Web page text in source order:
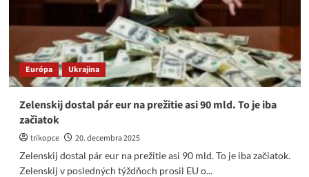
Ukrajiny
konflikte
s
Ruskom.
Európa Ukrajina
Zelenskij dostal pár eur na prežitie asi 90 mld. To je iba
začiatok
trikopce
20. decembra 2025
Zelenskij dostal pár eur na prežitie asi 90 mld. To je iba začiatok.
Zelenskij v posledných týždňoch prosil EU o...